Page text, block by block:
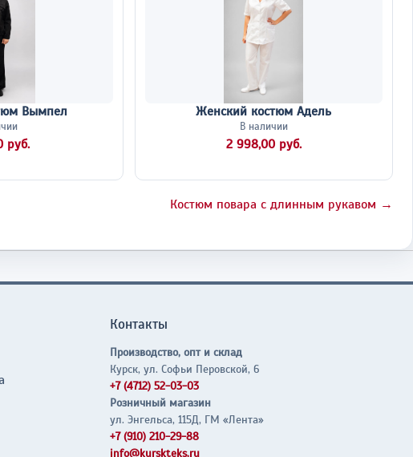
Вымпел
руб.
Женский костюм Адель
В наличии
2 998,00 руб.
Костюм повара с длинным рукавом →
Контакты
Производство, опт и склад
Курск, ул. Софьи Перовской, 6
+7 (4712) 52-03-03
Розничный магазин
ул. Энгельса, 115Д, ГМ «Лента»
+7 (910) 210-29-88
info@kurskteks.ru